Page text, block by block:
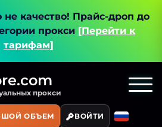
качество! Прайс-дроп до
прокси [Перейти к
тарифам]
прокси
ОБЪЕМ ВОЙТИ